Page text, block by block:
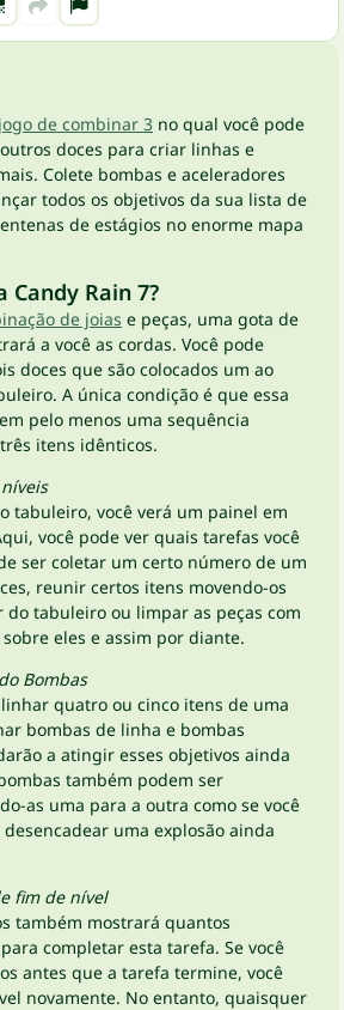
jogo de combinar 3 no qual você pode
doces para criar linhas e
Colete bombas e aceleradores
todos os objetivos da sua lista de
de estágios no enorme mapa
Candy Rain 7?
de joias e peças, uma gota de
a você as cordas. Você pode
doces que são colocados um ao
A única condição é que essa
pelo menos uma sequência
itens idênticos.
tabuleiro, você verá um painel em
você pode ver quais tarefas você
ser coletar um certo número de um
reunir certos itens movendo-os
tabuleiro ou limpar as peças com
eles e assim por diante.
Bombas
quatro ou cinco itens de uma
bombas de linha e bombas
a atingir esses objetivos ainda
também podem ser
as uma para a outra como se você
uma explosão ainda
fim de nível
também mostrará quantos
completar esta tarefa. Se você
antes que a tarefa termine, você
novamente. No entanto, quaisquer